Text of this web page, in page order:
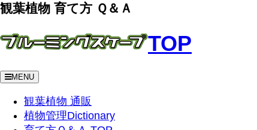
観葉植物 育て方 Ｑ＆Ａ
TOP
MENU
観葉植物 通販
植物管理Dictionary